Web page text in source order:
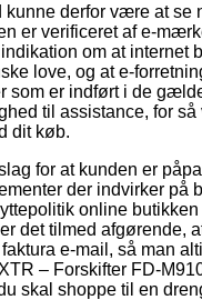
kunne derfor være at se
er verificeret af e-
om at internet
love, og at e-
som er indført i de
til assistance, for så
dit køb.
for at kunden er
der indvirker på
online butikken
det tilmed afgørende,
e-mail, så man
– Forskifter FD-
skal shoppe til en